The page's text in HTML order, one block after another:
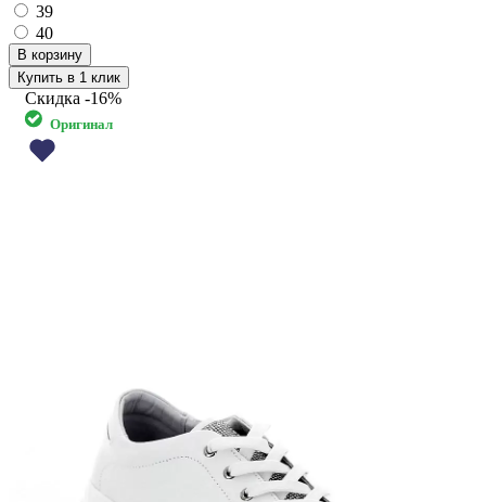
39
40
Купить в 1 клик
Скидка -16%
Оригинал